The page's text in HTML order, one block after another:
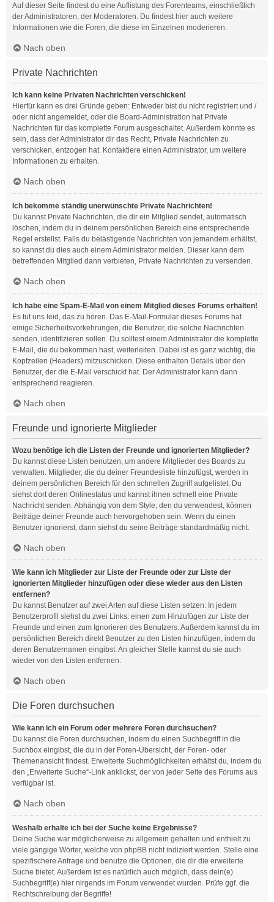
Auf dieser Seite findest du eine Auflistung des Forenteams, einschließlich
der Administratoren, der Moderatoren. Du findest hier auch weitere
Informationen wie die Foren, die diese im Einzelnen moderieren.
Nach oben
Private Nachrichten
Ich kann keine Privaten Nachrichten verschicken!
Hierfür kann es drei Gründe geben: Entweder bist du nicht registriert und /
oder nicht angemeldet, oder die Board-Administration hat Private
Nachrichten für das komplette Forum ausgeschaltet. Außerdem könnte es
sein, dass der Administrator dir das Recht, Private Nachrichten zu
verschicken, entzogen hat. Kontaktiere einen Administrator, um weitere
Informationen zu erhalten.
Nach oben
Ich bekomme ständig unerwünschte Private Nachrichten!
Du kannst Private Nachrichten, die dir ein Mitglied sendet, automatisch
löschen, indem du in deinem persönlichen Bereich eine entsprechende
Regel erstellst. Falls du belästigende Nachrichten von jemandem erhältst,
so kannst du dies auch einem Administrator melden. Dieser kann dem
betreffenden Mitglied dann verbieten, Private Nachrichten zu versenden.
Nach oben
Ich habe eine Spam-E-Mail von einem Mitglied dieses Forums erhalten!
Es tut uns leid, das zu hören. Das E-Mail-Formular dieses Forums hat
einige Sicherheitsvorkehrungen, die Benutzer, die solche Nachrichten
senden, identifizieren sollen. Du solltest einem Administrator die komplette
E-Mail, die du bekommen hast, weiterleiten. Dabei ist es ganz wichtig, die
Kopfzeilen (Headers) mitzuschicken. Diese enthalten Details über den
Benutzer, der die E-Mail verschickt hat. Der Administrator kann dann
entsprechend reagieren.
Nach oben
Freunde und ignorierte Mitglieder
Wozu benötige ich die Listen der Freunde und ignorierten Mitglieder?
Du kannst diese Listen benutzen, um andere Mitglieder des Boards zu
verwalten. Mitglieder, die du deiner Freundesliste hinzufügst, werden in
deinem persönlichen Bereich für den schnellen Zugriff aufgelistet. Du
siehst dort deren Onlinestatus und kannst ihnen schnell eine Private
Nachricht senden. Abhängig von dem Style, den du verwendest, können
Beiträge deiner Freunde auch hervorgehoben sein. Wenn du einen
Benutzer ignorierst, dann siehst du seine Beiträge standardmäßig nicht.
Nach oben
Wie kann ich Mitglieder zur Liste der Freunde oder zur Liste der
ignorierten Mitglieder hinzufügen oder diese wieder aus den Listen
entfernen?
Du kannst Benutzer auf zwei Arten auf diese Listen setzen: In jedem
Benutzerprofil siehst du zwei Links: einen zum Hinzufügen zur Liste der
Freunde und einen zum Ignorieren des Benutzers. Außerdem kannst du im
persönlichen Bereich direkt Benutzer zu den Listen hinzufügen, indem du
deren Benutzernamen eingibst. An gleicher Stelle kannst du sie auch
wieder von den Listen entfernen.
Nach oben
Die Foren durchsuchen
Wie kann ich ein Forum oder mehrere Foren durchsuchen?
Du kannst die Foren durchsuchen, indem du einen Suchbegriff in die
Suchbox eingibst, die du in der Foren-Übersicht, der Foren- oder
Themenansicht findest. Erweiterte Suchmöglichkeiten erhältst du, indem du
den „Erweiterte Suche“-Link anklickst, der von jeder Seite des Forums aus
verfügbar ist.
Nach oben
Weshalb erhalte ich bei der Suche keine Ergebnisse?
Deine Suche war möglicherweise zu allgemein gehalten und enthielt zu
viele gängige Wörter, welche von phpBB nicht indiziert werden. Stelle eine
spezifischere Anfrage und benutze die Optionen, die dir die erweiterte
Suche bietet. Außerdem ist es natürlich auch möglich, dass dein(e)
Suchbegriff(e) hier nirgends im Forum verwendet wurden. Prüfe ggf. die
Rechtschreibung der Begriffe!